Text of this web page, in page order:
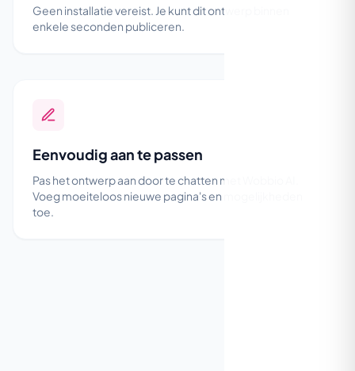
Geen installatie vereist. Je kunt dit ontwerp binnen
enkele seconden publiceren.
Eenvoudig aan te passen
Pas het ontwerp aan door te chatten met Wobbio AI.
Voeg moeiteloos nieuwe pagina's en mogelijkheden
toe.